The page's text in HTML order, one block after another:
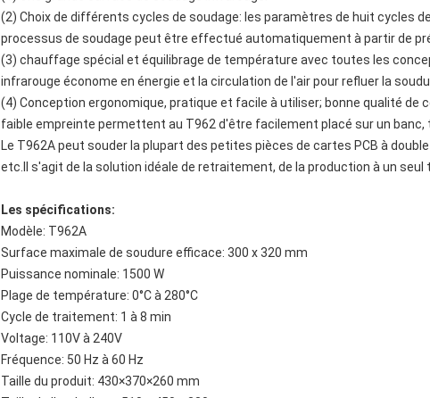
(2) Choix de différents cycles de soudage: les paramètres de huit cycles
processus de soudage peut être effectué automatiquement à partir de
(3) chauffage spécial et équilibrage de température avec toutes les
infrarouge économe en énergie et la circulation de l'air pour refluer la
(4) Conception ergonomique, pratique et facile à utiliser; bonne qualité
faible empreinte permettent au T962 d'être facilement placé sur un banc,
Le T962A peut souder la plupart des petites pièces de cartes PCB à double
etc.Il s'agit de la solution idéale de retraitement, de la production à un
Les spécifications:
Modèle: T962A
Surface maximale de soudure efficace: 300 x 320 mm
Puissance nominale: 1500 W
Plage de température: 0°C à 280°C
Cycle de traitement: 1 à 8 min
Voltage: 110V à 240V
Fréquence: 50 Hz à 60 Hz
Taille du produit: 430×370×260 mm